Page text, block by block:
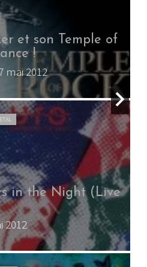
et son Temple of
!
2012
in the Night (Live